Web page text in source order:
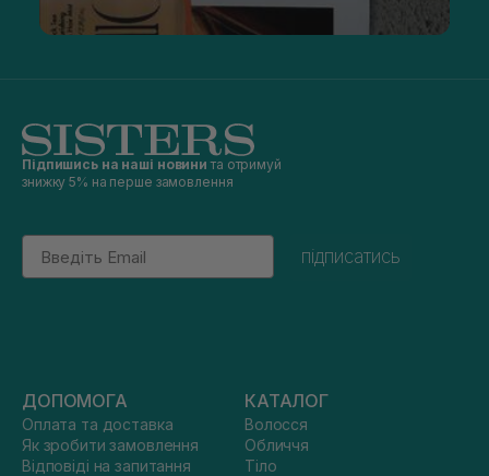
Підпишись на наші новини та отримуй
знижку 5% на перше замовлення
Email
підписатись
ДОПОМОГА
Оплата та доставка
Як зробити замовлення
Відповіді на запитання
КАТАЛОГ
Волосся
Обличчя
Тіло